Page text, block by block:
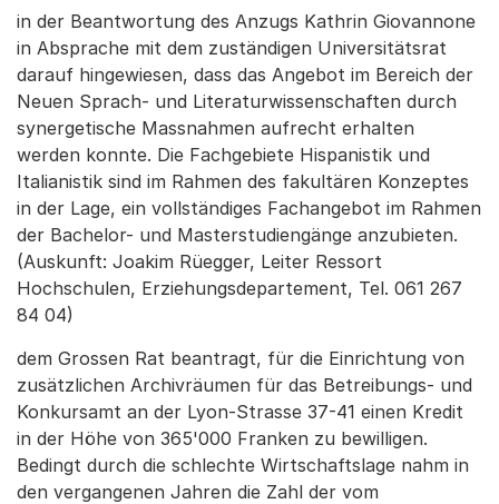
in der Beantwortung des Anzugs Kathrin Giovannone
in Absprache mit dem zuständigen Universitätsrat
darauf hingewiesen, dass das Angebot im Bereich der
Neuen Sprach- und Literaturwissenschaften durch
synergetische Massnahmen aufrecht erhalten
werden konnte. Die Fachgebiete Hispanistik und
Italianistik sind im Rahmen des fakultären Konzeptes
in der Lage, ein vollständiges Fachangebot im Rahmen
der Bachelor- und Masterstudiengänge anzubieten.
(Auskunft: Joakim Rüegger, Leiter Ressort
Hochschulen, Erziehungsdepartement, Tel. 061 267
84 04)
dem Grossen Rat beantragt, für die Einrichtung von
zusätzlichen Archivräumen für das Betreibungs- und
Konkursamt an der Lyon-Strasse 37-41 einen Kredit
in der Höhe von 365'000 Franken zu bewilligen.
Bedingt durch die schlechte Wirtschaftslage nahm in
den vergangenen Jahren die Zahl der vom